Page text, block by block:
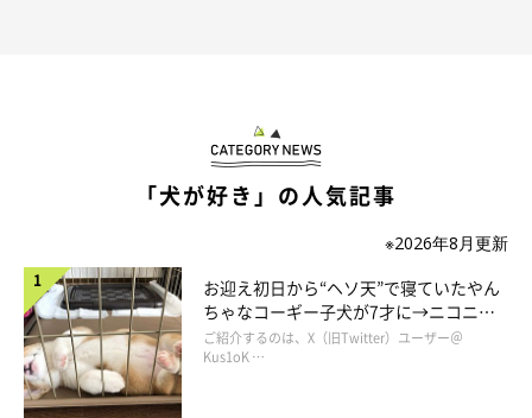
あと、大きめのトイレを買っておいてよかったなと（笑）」
「犬が好き」の人気記事
※2026年8月更新
お迎え初日から“ヘソ天”で寝ていたやん
ちゃなコーギー子犬が7才に→ニコニ
コ“コーギースマイル”が魅力のコに成
長！
ご紹介するのは、X（旧Twitter）ユーザー＠
Kus1oK …